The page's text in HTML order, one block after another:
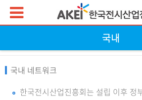
국내
국내 네트워크
한국전시산업진흥회는 설립 이후 정